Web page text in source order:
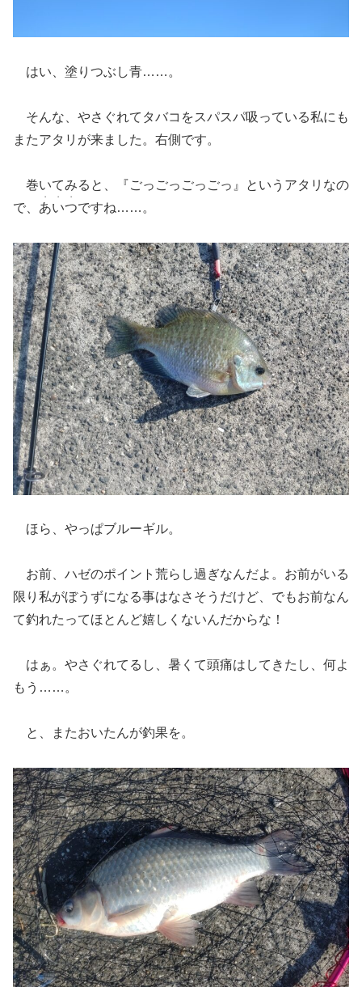
はい、塗りつぶし青……。
そんな、やさぐれてタバコをスパスパ吸っている私にも
またアタリが来ました。右側です。
巻いてみると、『ごっごっごっごっ』というアタリなの
で、 あいつ
・・・
ですね……。
ほら、やっぱブルーギル。
お前、ハゼのポイント荒らし過ぎなんだよ。お前がいる
限り私がぼうずになる事はなさそうだけど、でもお前なん
て釣れたってほとんど嬉しくないんだからな！
はぁ。やさぐれてるし、暑くて頭痛はしてきたし、何よ
もう……。
と、またおいたんが釣果を。